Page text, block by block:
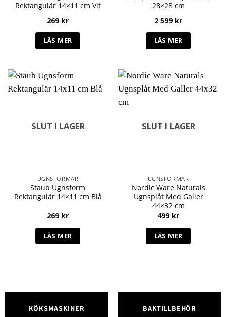
Rektangulär 14×11 cm Vit
269 kr
LÄS MER
28×28 cm
2 599 kr
LÄS MER
SLUT I LAGER
UGNSFORMAR
Staub Ugnsform
Rektangulär 14×11 cm Blå
269 kr
LÄS MER
SLUT I LAGER
UGNSFORMAR
Nordic Ware Naturals
Ugnsplåt Med Galler
44×32 cm
499 kr
LÄS MER
KÖKSMASKINER BAKTILLBEHÖR